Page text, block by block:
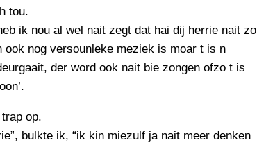
tou.
ik nou al wel nait zegt dat hai dij herrie nait zo
ook nog versounleke meziek is moar t is n
der word ook nait bie zongen ofzo t is
op.
bulkte ik, “ik kin miezulf ja nait meer denken